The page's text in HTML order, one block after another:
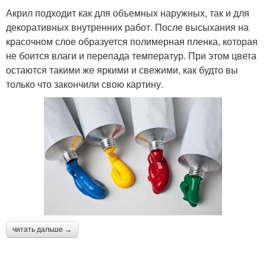
Акрил подходит как для объемных наружных, так и для
декоративных внутренних работ. После высыхания на
красочном слое образуется полимерная пленка, которая
не боится влаги и перепада температур. При этом цвета
остаются такими же яркими и свежими, как будто вы
только что закончили свою картину.
читать дальше →